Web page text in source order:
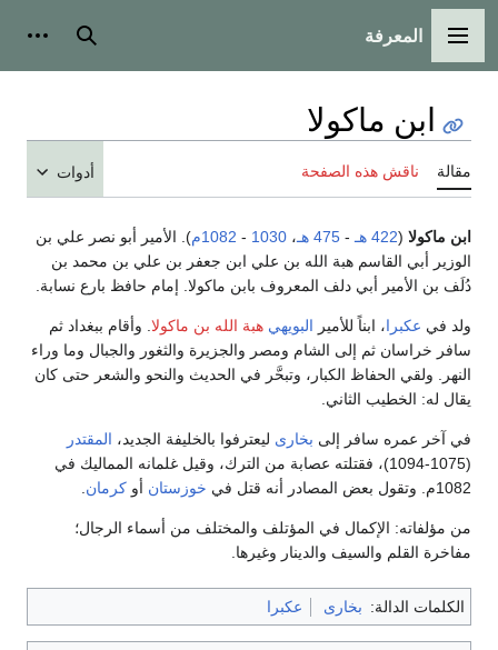
القائمة الرئيسية
المعرفة بحث
ابن ماكولا
مقالة ناقش هذه الصفحة أدوات
ابن ماكولا (422 هـ - 475 هـ ، 1030
- 1082م
). الأمير أبو نصر علي بن
الوزير أبي القاسم هبة الله بن علي ابن جعفر بن علي بن محمد بن
دُلَف بن الأمير أبي دلف المعروف بابن ماكولا. إمام حافظ بارع نسابة.
ولد في عكبرا، ابناً للأمير البويهي هبة الله بن ماكولا . وأقام ببغداد ثم
سافر خراسان ثم إلى الشام ومصر والجزيرة والثغور والجبال وما وراء
النهر. ولقي الحفاظ الكبار، وتبحَّر في الحديث والنحو والشعر حتى كان
يقال له: الخطيب الثاني.
في آخر عمره سافر إلى بخارى ليعترفوا بالخليفة الجديد، المقتدر
(1075-1094)، فقتلته عصابة من الترك، وقيل غلمانه المماليك في
1082م. وتقول بعض المصادر أنه قتل في
خوزستان أو كرمان
من مؤلفاته: الإكمال في المؤتلف والمختلف من أسماء الرجال؛
مفاخرة القلم والسيف والدينار وغيرها.
الكلمات الدالة: بخارى عكبرا